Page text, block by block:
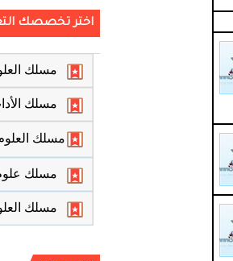
اختر تخصصك
مسلك
مسلك
مسلك العلوم
مسلك
مسلك